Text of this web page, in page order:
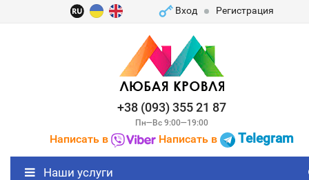
Вход Регистрация
+38 (093) 355 21 87
Пн—Вс 9:00—19:00
Написать в Написать в Telegram
Наши услуги